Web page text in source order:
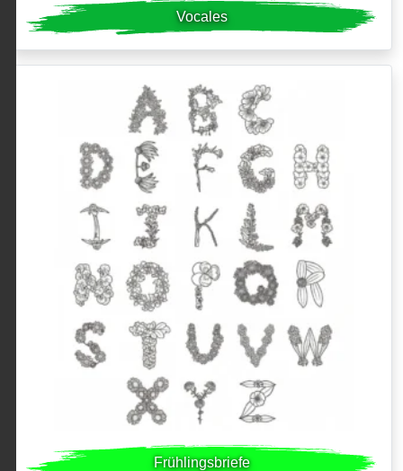
Vocales
Frühlingsbriefe